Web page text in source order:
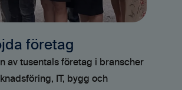
företag
av tusentals företag i branscher
IT, bygg och